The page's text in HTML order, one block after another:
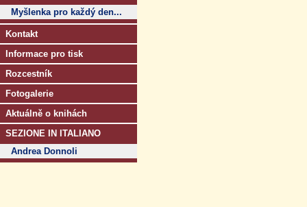
Myšlenka pro každý den...
Kontakt
Informace pro tisk
Rozcestník
Fotogalerie
Aktuálně o knihách
SEZIONE IN ITALIANO
Andrea Donnoli